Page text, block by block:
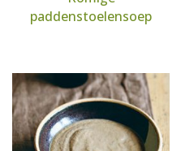
paddenstoelensoep